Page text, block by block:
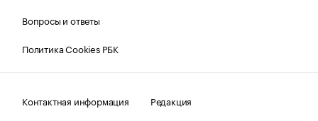
Вопросы и ответы
Политика Cookies РБК
Контактная информация
Редакция